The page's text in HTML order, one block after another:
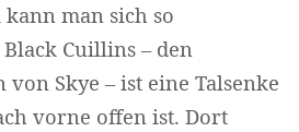
kann man sich so
Cuillins – den
von Skye – ist eine Talsenke
vorne offen ist. Dort